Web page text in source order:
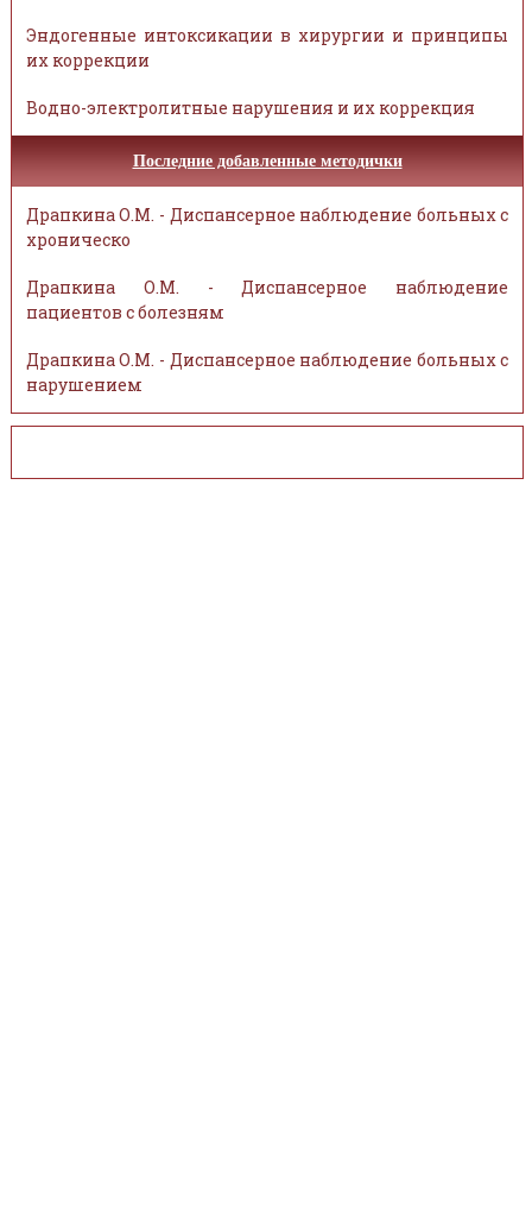
Эндогенные интоксикации в хирургии и принципы
их коррекции
Водно-электролитные нарушения и их коррекция
Последние добавленные методички
Драпкина О.М. - Диспансерное наблюдение больных с
хроническо
Драпкина О.М. - Диспансерное наблюдение
пациентов с болезням
Драпкина О.М. - Диспансерное наблюдение больных с
нарушением